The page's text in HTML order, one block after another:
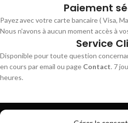
Paiement
Payez avec votre carte bancaire ( Visa,
Nous n'avons à aucun moment accès à
Service
Disponible pour toute question
en cours par email ou page Contact. 7
heures.